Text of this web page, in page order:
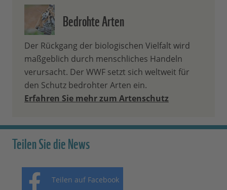
Bedrohte Arten
Der Rückgang der biologischen Vielfalt wird
maßgeblich durch menschliches Handeln
verursacht. Der WWF setzt sich weltweit für
den Schutz bedrohter Arten ein.
Erfahren Sie mehr zum Artenschutz
Teilen Sie die News
Teilen auf Facebook